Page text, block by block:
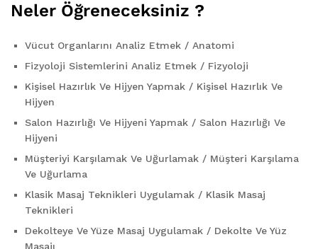
Neler Öğreneceksiniz ?
Vücut Organlarını Analiz Etmek / Anatomi
Fizyoloji Sistemlerini Analiz Etmek / Fizyoloji
Kişisel Hazırlık Ve Hijyen Yapmak / Kişisel Hazırlık Ve
Hijyen
Salon Hazırlığı Ve Hijyeni Yapmak / Salon Hazırlığı Ve
Hijyeni
Müşteriyi Karşılamak Ve Uğurlamak / Müşteri Karşılama
Ve Uğurlama
Klasik Masaj Teknikleri Uygulamak / Klasik Masaj
Teknikleri
Dekolteye Ve Yüze Masaj Uygulamak / Dekolte Ve Yüz
Masajı